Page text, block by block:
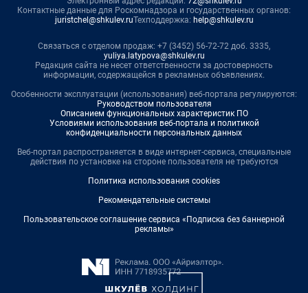
Контактные данные для Роскомнадзора и государственных органов:
juristchel@shkulev.ruТехподдержка: help@shkulev.ru
Связаться с отделом продаж: +7 (3452) 56-72-72 доб. 3335,
yuliya.latypova@shkulev.ru
Редакция сайта не несет ответственности за достоверность
информации, содержащейся в рекламных объявлениях.
Особенности эксплуатации (использования) веб-портала регулируются:
Руководством пользователя
Описанием функциональных характеристик ПО
Условиями использования веб-портала и политикой
конфиденциальности персональных данных
Веб-портал распространяется в виде интернет-сервиса, специальные
действия по установке на стороне пользователя не требуются
Политика использования cookies
Рекомендательные системы
Пользовательское соглашение сервиса «Подписка без баннерной
рекламы»